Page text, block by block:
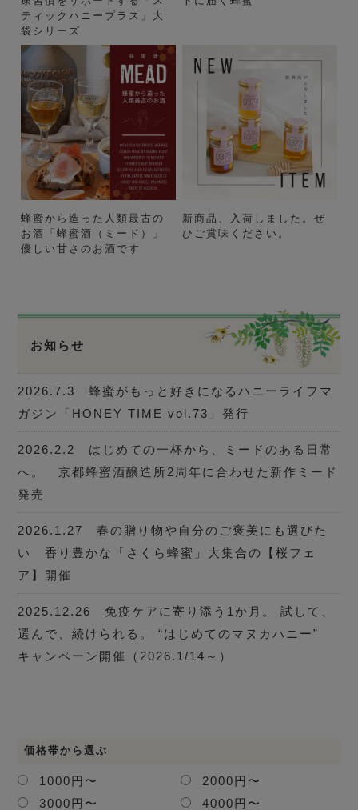
ティックハニープラス」大
袋シリーズ
蜂蜜から造った人類最古の
お酒「蜂蜜酒（ミード）」
優しい甘さのお酒です
新商品、入荷しました。ぜ
ひご賞味ください。
お知らせ
2026.7.3 蜂蜜がもっと好きになるハニーライフマ
ガジン「HONEY TIME vol.73」発行
2026.2.2 はじめての一杯から、ミードのある日常
へ。 京都蜂蜜酒醸造所2周年に合わせた新作ミード
発売
2026.1.27 春の贈り物や自分のご褒美にも選びた
い 香り豊かな「さくら蜂蜜」大集合の【桜フェ
ア】開催
2025.12.26 免疫ケアに寄り添う1か月。 試して、
選んで、続けられる。 “はじめてのマヌカハニー”
キャンペーン開催（2026.1/14～）
価格帯から選ぶ
1000円〜
2000円〜
3000円〜
4000円〜